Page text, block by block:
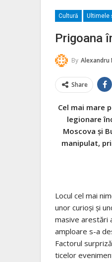
Cultură Ultimele
Prigoana
By Alexandru
Share
Cel mai mare
legionare
Moscova şi
manipulat,
Locul cel mai
unor curioşi şi
masive arestări
amploare s-a
Factorul
ticelor